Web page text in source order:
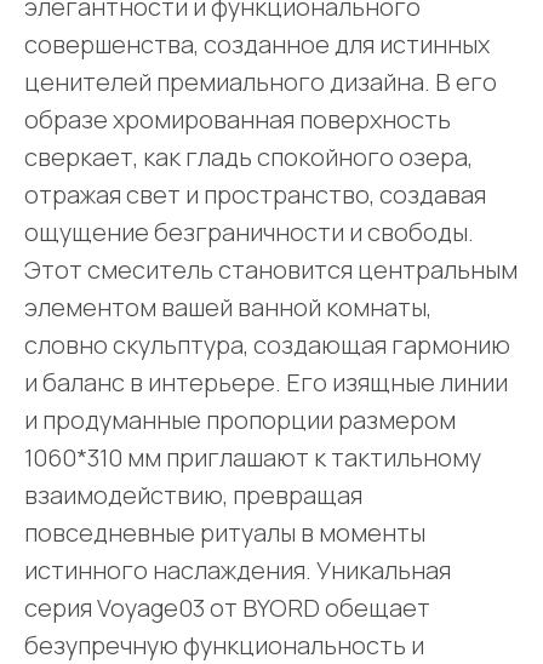
элегантности и функционального
совершенства, созданное для истинных
ценителей премиального дизайна. В его
образе хромированная поверхность
сверкает, как гладь спокойного озера,
отражая свет и пространство, создавая
ощущение безграничности и свободы.
Этот смеситель становится центральным
элементом вашей ванной комнаты,
словно скульптура, создающая гармонию
и баланс в интерьере. Его изящные линии
и продуманные пропорции размером
1060*310 мм приглашают к тактильному
взаимодействию, превращая
повседневные ритуалы в моменты
истинного наслаждения. Уникальная
серия Voyage03 от BYORD обещает
безупречную функциональность и